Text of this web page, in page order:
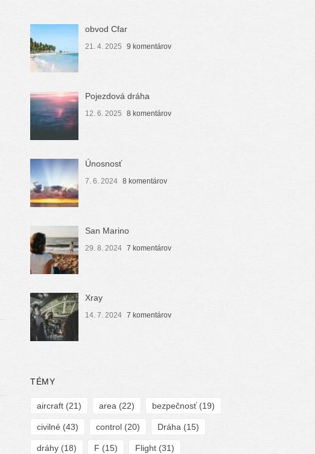
obvod Cfar
21. 4. 2025 9 komentárov
Pojezdová dráha
12. 6. 2025 8 komentárov
Únosnosť
7. 6. 2024 8 komentárov
San Marino
29. 8. 2024 7 komentárov
Xray
14. 7. 2024 7 komentárov
TÉMY
aircraft (21) area (22) bezpečnosť(19)
civilné (43) control(20) Dráha (15)
dráhy (18) F (15) Flight(31)